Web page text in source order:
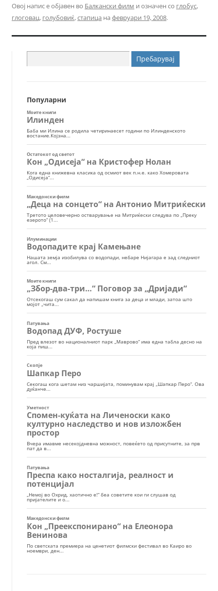
Овој напис е објавен во Балкански филм и означен со глобус,
глоговац, голубовиќ,стапица на февруари 19, 2008.
за:
Популарни